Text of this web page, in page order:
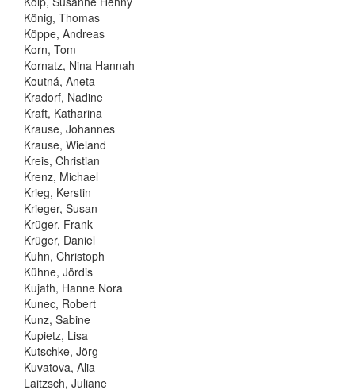
König, Thomas
Köppe, Andreas
Korn, Tom
Kornatz, Nina Hannah
Koutná, Aneta
Kradorf, Nadine
Kraft, Katharina
Krause, Johannes
Krause, Wieland
Kreis, Christian
Krenz, Michael
Krieg, Kerstin
Krieger, Susan
Krüger, Frank
Krüger, Daniel
Kuhn, Christoph
Kühne, Jördis
Kujath, Hanne Nora
Kunec, Robert
Kunz, Sabine
Kupietz, Lisa
Kutschke, Jörg
Kuvatova, Alia
Laitzsch, Juliane